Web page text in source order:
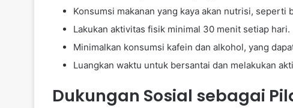
Konsumsi makanan yang kaya akan nutrisi, seperti
Lakukan aktivitas fisik minimal 30 menit setiap hari.
Minimalkan konsumsi kafein dan alkohol, yang
Luangkan waktu untuk bersantai dan melakukan
Dukungan Sosial sebagai